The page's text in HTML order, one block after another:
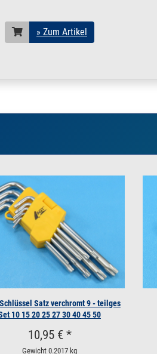
V2A TORX TX10 mit Schaft 200 Stück
TORX TX10 ohne Schaft 500 Stück
TORX TX10 ohne Schaft 1 Stück
TORX TX10 ohne Schaft 10 Stück
TORX TX10 ohne Schaft 100 Stück
TORX TX10 ohne Schaft 500 Stück
18 V2A TORX TX10 mit Schaft 100 Stück
» Zum Artikel
Satz verchromt 9 - teilges
10 15 20 25 27 30 40 45 50
10,95 € *
Gewicht 0.2017 kg